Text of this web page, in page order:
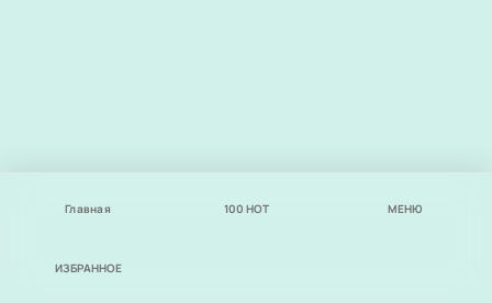
Главная 100 НОТ МЕНЮ
ИЗБРАННОЕ